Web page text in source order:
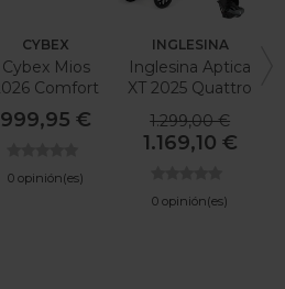
CYBEX
Cybex Mios
Comfort
999,95 €
0 opinión(es)
INGLESINA
Inglesina Aptica
XT 2025 Quattro
1.299,00 €
1.169,10 €
0 opinión(es)